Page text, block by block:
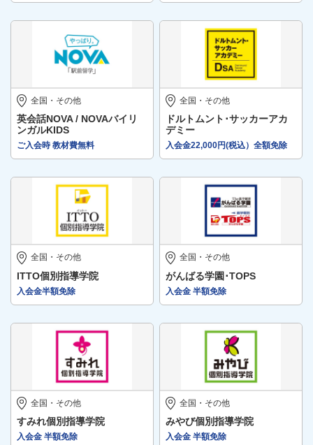
全国・その他
英会話NOVA / NOVAバイリ
ンガルKIDS
ご入会時 教材費無料
全国・その他
ドルトムント･サッカーアカ
デミー
入会金22,000円(税込）全額免除
全国・その他
ITTO個別指導学院
入会金半額免除
全国・その他
がんばる学園･TOPS
入会金 半額免除
全国・その他
すみれ個別指導学院
入会金 半額免除
全国・その他
みやび個別指導学院
入会金 半額免除